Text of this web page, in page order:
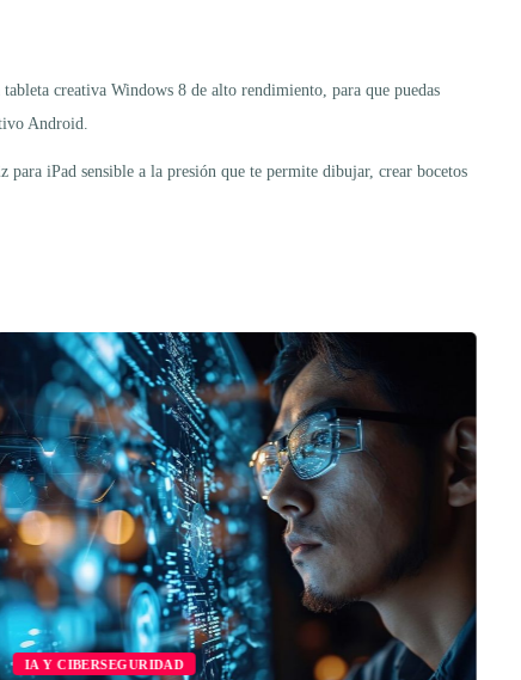
creativa Windows 8 de alto rendimiento, para que puedas
Android.
iPad sensible a la presión que te permite dibujar, crear bocetos
IA Y CIBERSEGURIDAD